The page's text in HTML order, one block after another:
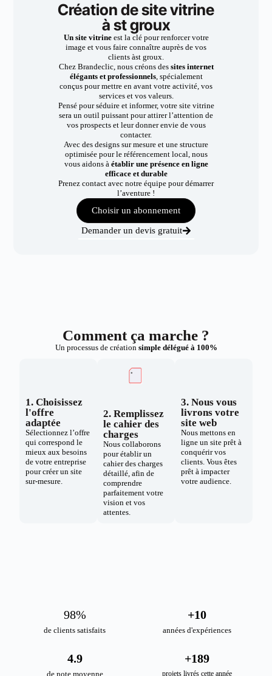
Création de site vitrine
à st groux
Un site vitrineest la clé pour renforcer votre
image et vous faire connaître auprès de vos
clients àst groux.
Chez Brandeclic, nous créons dessites internet
élégants et professionnels, spécialement
conçus pour mettre en avant votre activité, vos
services et vos valeurs.
Pensé pour séduire et informer, votre site vitrine
sera un outil puissant pour attirer l’attention de
vos prospects et leur donner envie de vous
contacter.
Avec des designs sur mesure et une structure
optimisée pour le référencement local, nous
vous aidons à établir une présence en ligne
efficace et durable
Prenez contact avec notre équipe pour démarrer
l’aventure !
Choisir un abonnement
Demander un devis gratuit
Comment ça marche ?
Un processus de création simple délégué à 100%
1. Choisissez
l'offre
adaptée
Sélectionnez l’offre
qui correspond le
mieux aux besoins
de votre entreprise
pour créer un site
sur-mesure.
2. Remplissez
le cahier des
charges
Nous collaborons
pour établir un
cahier des charges
détaillé, afin de
comprendre
parfaitement votre
vision et vos
attentes.
3. Nous vous
livrons votre
site web
Nous mettons en
ligne un site prêt à
conquérir vos
clients. Vous êtes
prêt à impacter
votre audience.
de clients satisfaits
98%
années d'expériences
+10
de note moyenne
4.9
projets livrés cette année
+189